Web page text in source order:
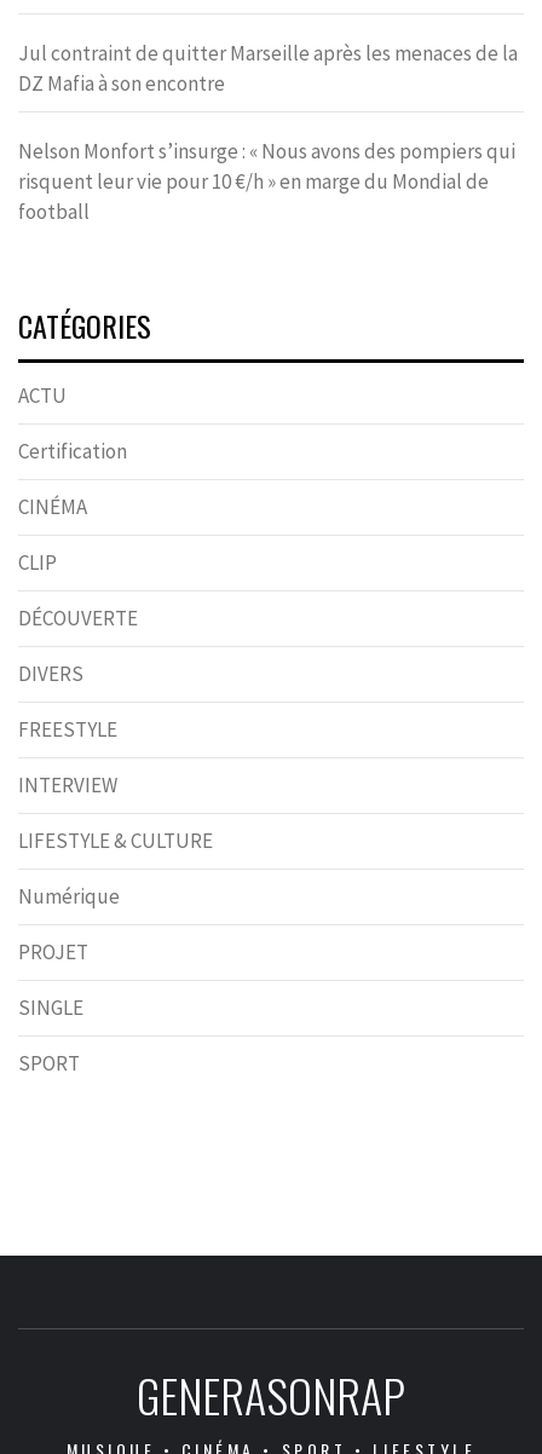
Jul contraint de quitter Marseille après les menaces de la
DZ Mafia à son encontre
Nelson Monfort s’insurge : « Nous avons des pompiers qui
risquent leur vie pour 10 €/h » en marge du Mondial de
football
CATÉGORIES
ACTU
Certification
CINÉMA
CLIP
DÉCOUVERTE
DIVERS
FREESTYLE
INTERVIEW
LIFESTYLE & CULTURE
Numérique
PROJET
SINGLE
SPORT
GENERASONRAP